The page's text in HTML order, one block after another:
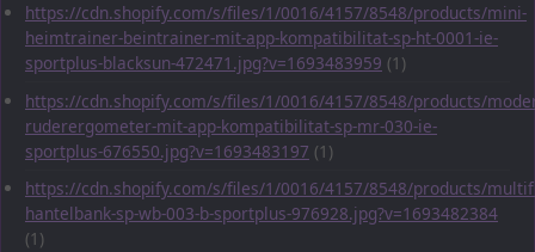
https://cdn.shopify.com/s/files/1/0016/4157/8548/products/mini-
heimtrainer-beintrainer-mit-app-kompatibilitat-sp-ht-0001-ie-
sportplus-blacksun-472471.jpg?v=1693483959 (1)
https://cdn.shopify.com/s/files/1/0016/4157/8548/products/
ruderergometer-mit-app-kompatibilitat-sp-mr-030-ie-
sportplus-676550.jpg?v=1693483197 (1)
https://cdn.shopify.com/s/files/1/0016/4157/8548/products/
hantelbank-sp-wb-003-b-sportplus-976928.jpg?v=1693482384
(1)